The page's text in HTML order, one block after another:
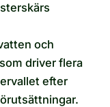
och
driver flera
efter